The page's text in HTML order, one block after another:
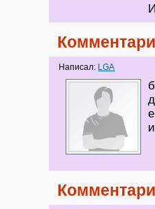
Написал: LGA